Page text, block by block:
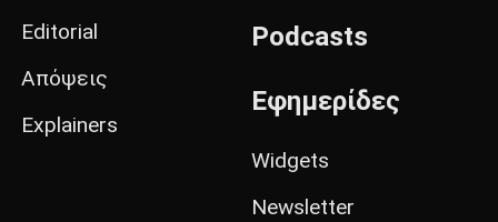
Editorial
Απόψεις
Explainers
Podcasts
Εφημερίδες
Widgets
Newsletter